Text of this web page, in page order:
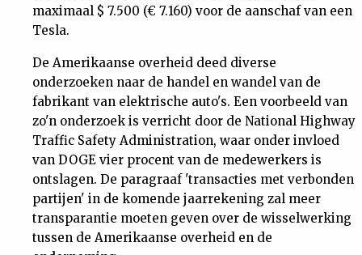
maximaal $ 7.500 (€ 7.160) voor de aanschaf van een
Tesla.
De Amerikaanse overheid deed diverse
onderzoeken naar de handel en wandel van de
fabrikant van elektrische auto's. Een voorbeeld van
zo'n onderzoek is verricht door de National Highway
Traffic Safety Administration, waar onder invloed
van DOGE vier procent van de medewerkers is
ontslagen. De paragraaf 'transacties met verbonden
partijen' in de komende jaarrekening zal meer
transparantie moeten geven over de wisselwerking
tussen de Amerikaanse overheid en de